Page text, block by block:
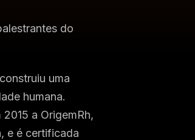
do
uma
humana.
a OrigemRh,
e é certificada